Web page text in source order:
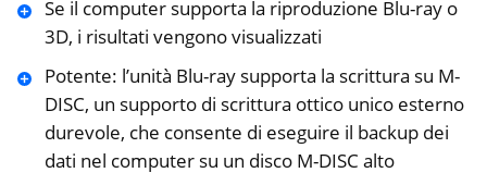
Se il computer supporta la riproduzione Blu-ray o
3D, i risultati vengono visualizzati
Potente: l’unità Blu-ray supporta la scrittura su M-
DISC, un supporto di scrittura ottico unico esterno
durevole, che consente di eseguire il backup dei
dati nel computer su un disco M-DISC alto